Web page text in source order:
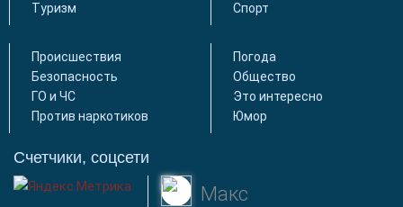
Туризм
Спорт
Происшествия
Безопасность
ГО и ЧС
Против наркотиков
Погода
Общество
Это интересно
Юмор
Счетчики, соцсети
Макс